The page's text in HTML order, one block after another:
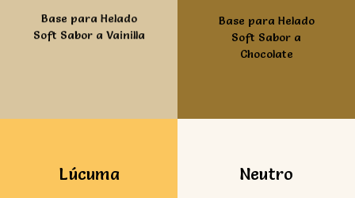
Base para Helado
Soft Sabor a Vainilla
Base para Helado
Soft Sabor a
Chocolate
Lúcuma Neutro